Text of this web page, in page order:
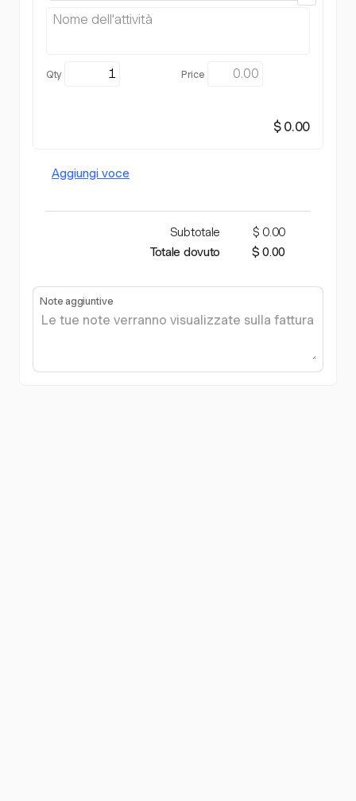
$ 0.00
Aggiungi voce
Subtotale
$ 0.00
Totale dovuto
$ 0.00
Note aggiuntive